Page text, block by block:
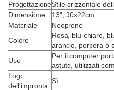
ProgettazioneStile orizzontale
Dimensione
13", 30x22cm
Materiale
Neoprene
Colore
Rosa, blu-chiaro,
arancio, porpora o
Uso
Per il computer
astuto, utilizzati
Logo
dell'impronta
Sì